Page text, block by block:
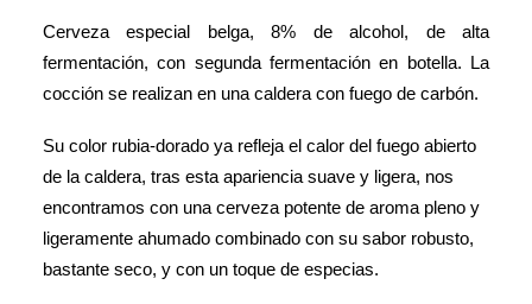
Cerveza especial belga, 8% de alcohol, de alta
fermentación, con segunda fermentación en botella. La
cocción se realizan en una caldera con fuego de carbón.
Su color rubia-dorado ya refleja el calor del fuego abierto
de la caldera, tras esta apariencia suave y ligera, nos
encontramos con una cerveza potente de aroma pleno y
ligeramente ahumado combinado con su sabor robusto,
bastante seco, y con un toque de especias.